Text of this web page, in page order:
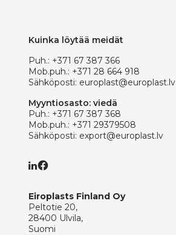
Kuinka löytää meidät
Puh.: +371 67 387 366
Mob.puh.: +371 28 664 918
Sähköposti: europlast@europlast.lv
Myyntiosasto: viedä
Puh.: +371 67 387 368
Mob.puh.: +371 29379508
Sähköposti: export@europlast.lv
Eiroplasts Finland Oy
Peltotie 20,
28400 Ulvila,
Suomi